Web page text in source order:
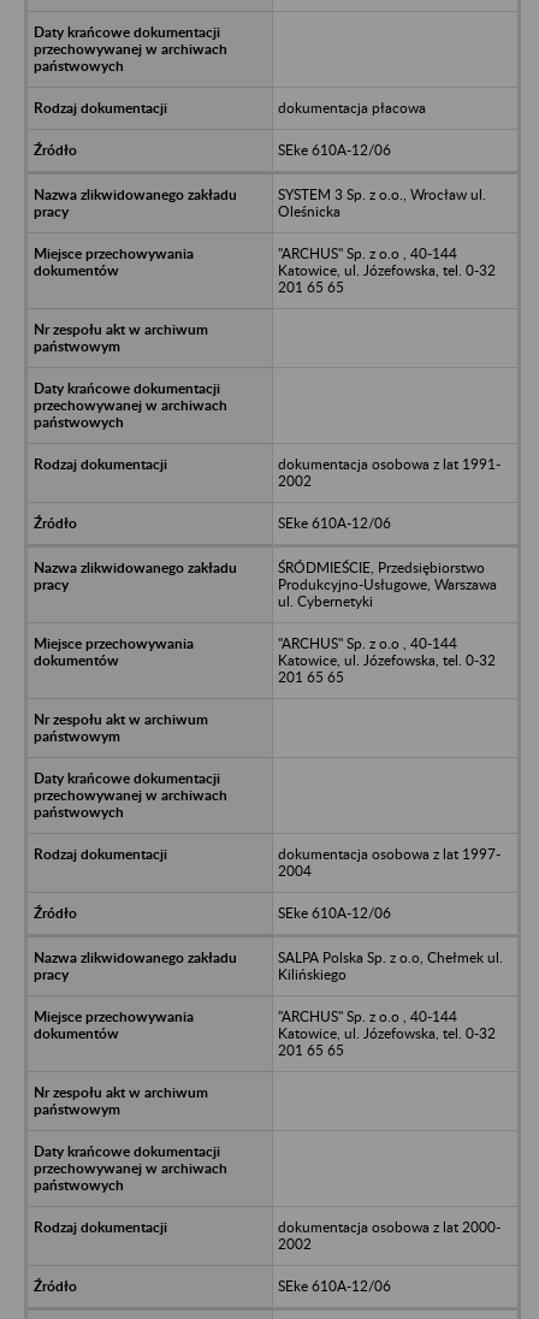
dokumentacja płacowa
SEke 610A-12/06
SYSTEM 3 Sp. z o.o., Wrocław ul.
Oleśnicka
"ARCHUS" Sp. z o.o , 40-144
Katowice, ul. Józefowska, tel. 0-32
201 65 65
dokumentacja osobowa z lat 1991-
2002
SEke 610A-12/06
ŚRÓDMIEŚCIE, Przedsiębiorstwo
Produkcyjno-Usługowe, Warszawa
ul. Cybernetyki
"ARCHUS" Sp. z o.o , 40-144
Katowice, ul. Józefowska, tel. 0-32
201 65 65
dokumentacja osobowa z lat 1997-
2004
SEke 610A-12/06
SALPA Polska Sp. z o.o, Chełmek ul.
Kilińskiego
"ARCHUS" Sp. z o.o , 40-144
Katowice, ul. Józefowska, tel. 0-32
201 65 65
dokumentacja osobowa z lat 2000-
2002
SEke 610A-12/06